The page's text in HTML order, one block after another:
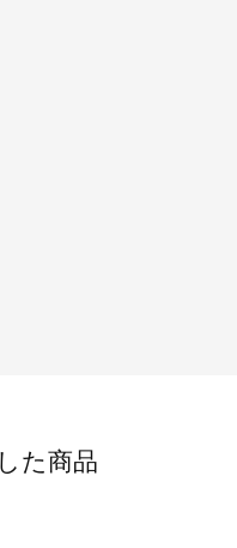
た商品